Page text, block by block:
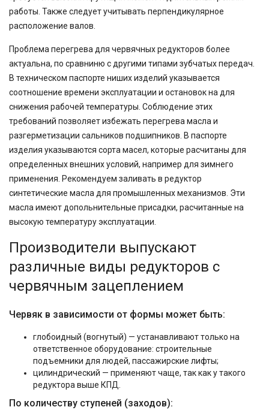
работы. Также следует учитывать перпендикулярное
расположение валов.
Проблема перегрева для червячных редукторов более
актуальна, по сравниню с другими типами зубчатых передач.
В техническом паспорте ниших изделий указывается
соотношение времени эксплуатации и остановок на для
снижения рабочей температуры. Соблюдение этих
требований позволяет избежать перегрева масла и
разгерметизации сальников подшипников. В паспорте
изделия указываются сорта масел, которые расчитаны для
определенных внешних условий, например для зимнего
применения. Рекомендуем заливать в редуктор
синтетические масла для промышленных механизмов. Эти
масла имеют допольнительные присадки, расчитанные на
высокую температуру эксплуатации.
Производители выпускают
различные виды редукторов с
червячным зацеплением
Червяк в зависимости от формы может быть:
глобоидный (вогнутый) — устанавливают только на
ответственное оборудование: строительные
подъемники для людей, пассажирские лифты;
цилиндрический — применяют чаще, так как у такого
редуктора выше КПД.
По количеству ступеней (заходов):